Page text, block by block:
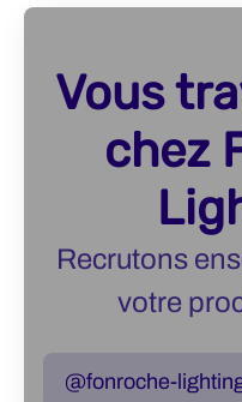
Vous
chez
Recrutons
votre
@fonroche-